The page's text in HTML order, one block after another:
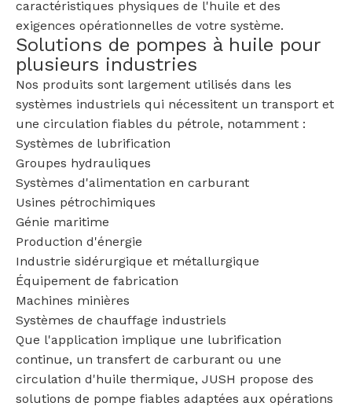
caractéristiques physiques de l'huile et des
exigences opérationnelles de votre système.
Solutions de pompes à huile pour
plusieurs industries
Nos produits sont largement utilisés dans les
systèmes industriels qui nécessitent un transport et
une circulation fiables du pétrole, notamment :
Systèmes de lubrification
Groupes hydrauliques
Systèmes d'alimentation en carburant
Usines pétrochimiques
Génie maritime
Production d'énergie
Industrie sidérurgique et métallurgique
Équipement de fabrication
Machines minières
Systèmes de chauffage industriels
Que l'application implique une lubrification
continue, un transfert de carburant ou une
circulation d'huile thermique, JUSH propose des
solutions de pompe fiables adaptées aux opérations